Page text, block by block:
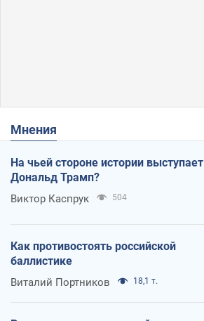
Мнения
На чьей стороне истории выступает
Дональд Трамп?
Виктор Каспрук 504
Как противостоять российской
баллистике
Виталий Портников 18,1 т.